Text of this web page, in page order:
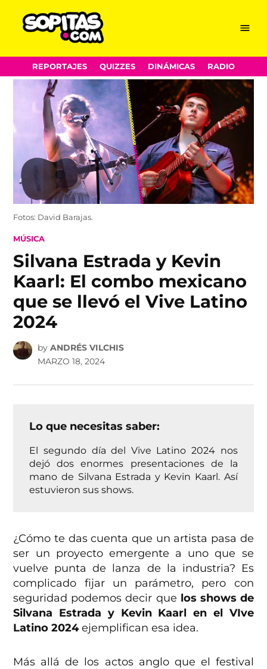
Skip
to
Menu
REPORTAJES QUIZZES DINÁMICAS RADIO
Fotos: David Barajas.
POSTED
MÚSICA
Silvana Estrada y Kevin
Kaarl: El combo mexicano
que se llevó el Vive Latino
2024
by ANDRÉS VILCHIS
MARZO 18, 2024
Lo que necesitas saber:
El segundo día del Vive Latino 2024 nos
dejó dos enormes presentaciones de la
mano de Silvana Estrada y Kevin Kaarl. Así
estuvieron sus shows.
¿Cómo te das cuenta que un artista pasa de
ser un proyecto emergente a uno que se
vuelve punta de lanza de la industria? Es
complicado fijar un parámetro, pero con
seguridad podemos decir que los shows de
Silvana Estrada y Kevin Kaarl en el VIve
Latino 2024ejemplifican esa idea.
Más allá de los actos anglo que el festival